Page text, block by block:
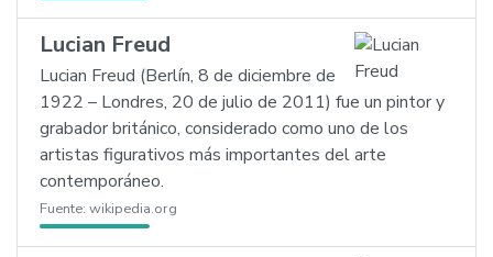
Lucian Freud
Lucian Freud (Berlín, 8 de diciembre de
1922 – Londres, 20 de julio de 2011) fue un pintor y
grabador británico, considerado como uno de los
artistas figurativos más importantes del arte
contemporáneo.
Fuente: wikipedia.org